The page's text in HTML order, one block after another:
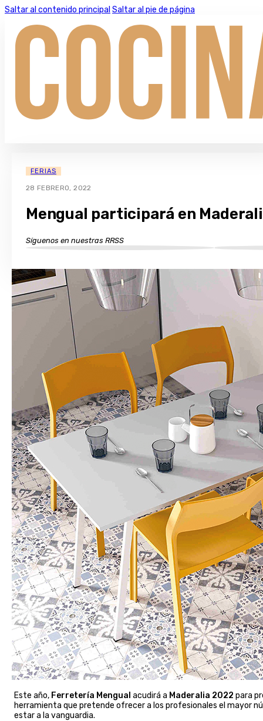
Saltar al contenido principal Saltar al pie de página
FERIAS
28 FEBRERO, 2022
Mengual participará en
Síguenos en nuestras RRSS
Este año, Ferretería Mengual acudirá a Maderalia 2022 para
herramienta que pretende ofrecer a los profesionales el mayor
estar a la vanguardia.